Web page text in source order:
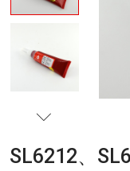
SL6212、